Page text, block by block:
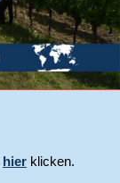
hier klicken.